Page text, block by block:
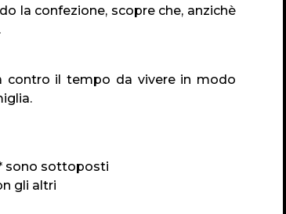
la confezione, scopre che, anzichè
contro il tempo da vivere in modo
sono sottoposti
gli altri